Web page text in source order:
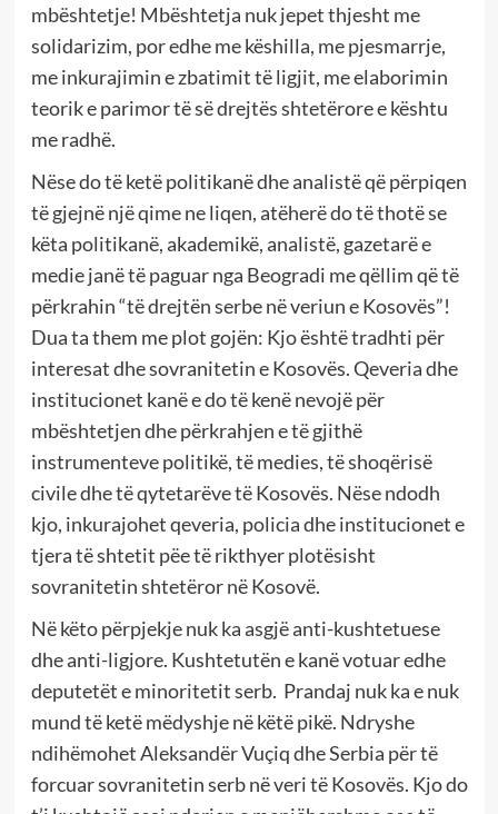
mbështetje! Mbështetja nuk jepet thjesht me
solidarizim, por edhe me këshilla, me pjesmarrje,
me inkurajimin e zbatimit të ligjit, me elaborimin
teorik e parimor të së drejtës shtetërore e kështu
me radhë.
Nëse do të ketë politikanë dhe analistë që përpiqen
të gjejnë një qime ne liqen, atëherë do të thotë se
këta politikanë, akademikë, analistë, gazetarë e
medie janë të paguar nga Beogradi me qëllim që të
përkrahin “të drejtën serbe në veriun e Kosovës”!
Dua ta them me plot gojën: Kjo është tradhti për
interesat dhe sovranitetin e Kosovës. Qeveria dhe
institucionet kanë e do të kenë nevojë për
mbështetjen dhe përkrahjen e të gjithë
instrumenteve politikë, të medies, të shoqërisë
civile dhe të qytetarëve të Kosovës. Nëse ndodh
kjo, inkurajohet qeveria, policia dhe institucionet e
tjera të shtetit pëe të rikthyer plotësisht
sovranitetin shtetëror në Kosovë.
Në këto përpjekje nuk ka asgjë anti-kushtetuese
dhe anti-ligjore. Kushtetutën e kanë votuar edhe
deputetët e minoritetit serb. Prandaj nuk ka e nuk
mund të ketë mëdyshje në këtë pikë. Ndryshe
ndihëmohet Aleksandër Vuçiq dhe Serbia për të
forcuar sovranitetin serb në veri të Kosovës. Kjo do